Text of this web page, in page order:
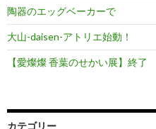
陶器のエッグベーカーで
大山-daisen-アトリエ始動！
【愛燦燦 香葉のせかい展】終了
カテゴリー